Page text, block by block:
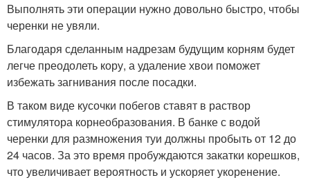
Выполнять эти операции нужно довольно быстро, чтобы
черенки не увяли.
Благодаря сделанным надрезам будущим корням будет
легче преодолеть кору, а удаление хвои поможет
избежать загнивания после посадки.
В таком виде кусочки побегов ставят в раствор
стимулятора корнеобразования. В банке с водой
черенки для размножения туи должны пробыть от 12 до
24 часов. За это время пробуждаются закатки корешков,
что увеличивает вероятность и ускоряет укоренение.